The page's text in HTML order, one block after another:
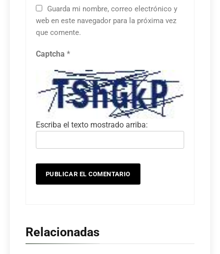
Guarda mi nombre, correo electrónico y
web en este navegador para la próxima vez
que comente.
Captcha *
Escriba el texto mostrado arriba:
Relacionadas